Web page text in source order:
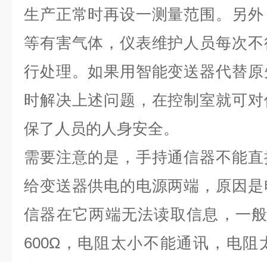
生产正常时再设一测量范围。另
等有害气体，仪表维护人员每次
行处理。如果用智能变送器代替
时解决上述问题，在控制室就可
保了人员的人身安全。
需要注意的是，手持通信器不能
给变送器供电的电源两端，原因
信器在它两端无法读取信息，一
600Ω，电阻太小不能通讯，电阻